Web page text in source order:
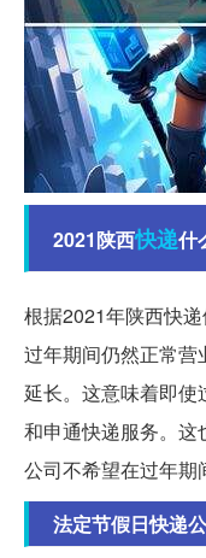
2021陕西快递什
根据2021年陕西快
过年期间仍然正常营
延长。这意味着即
和申通快递服务。这
公司不希望在过年期
法定节假日快递